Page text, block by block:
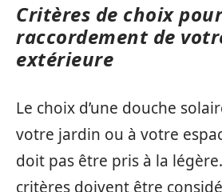
Critères de choix
raccordement de
extérieure
Le choix d’une douche
votre jardin ou à votre
doit pas être pris à la
critères doivent être